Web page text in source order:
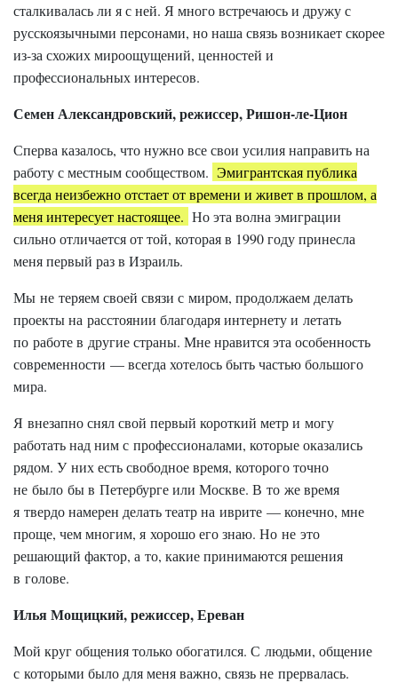
сталкивалась ли я с ней. Я много встречаюсь и дружу с
русскоязычными персонами, но наша связь возникает скорее
из-за схожих мироощущений, ценностей и
профессиональных интересов.
Семен Александровский, режиссер, Ришон-ле-Цион
Сперва казалось, что нужно все свои усилия направить на
работу с местным сообществом. Эмигрантская публика
всегда неизбежно отстает от времени и живет в прошлом, а
меня интересует настоящее. Но эта волна эмиграции
сильно отличается от той, которая в 1990 году принесла
меня первый раз в Израиль.
Мы не теряем своей связи с миром, продолжаем делать
проекты на расстоянии благодаря интернету и летать
по работе в другие страны. Мне нравится эта особенность
современности — всегда хотелось быть частью большого
мира.
Я внезапно снял свой первый короткий метр и могу
работать над ним с профессионалами, которые оказались
рядом. У них есть свободное время, которого точно
не было бы в Петербурге или Москве. В то же время
я твердо намерен делать театр на иврите — конечно, мне
проще, чем многим, я хорошо его знаю. Но не это
решающий фактор, а то, какие принимаются решения
в голове.
Илья Мощицкий, режиссер, Ереван
Мой круг общения только обогатился. С людьми, общение
с которыми было для меня важно, связь не прервалась.